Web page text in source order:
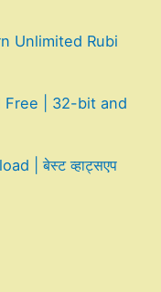
Unlimited Rubi
Free | 32-bit and
| बेस्ट व्हाट्सएप